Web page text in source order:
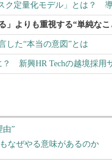
ク定量化モデル」とは？
」よりも重視する“単純なこ
した“本当の意図”とは
新興HR Techの越境採用
由”
なぜやる意味があるのか